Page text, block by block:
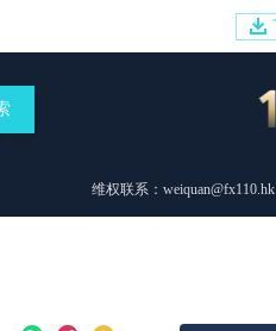
维权联系：